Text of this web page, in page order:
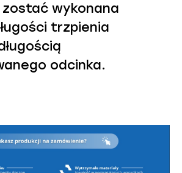
zostać wykonana
trzpienia
odcinka.